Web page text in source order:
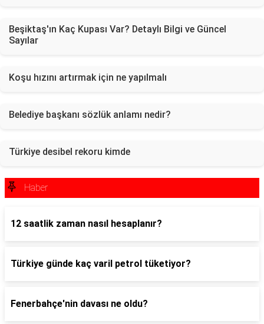
Beşiktaş'ın Kaç Kupası Var? Detaylı Bilgi ve Güncel
Sayılar
Koşu hızını artırmak için ne yapılmalı
Belediye başkanı sözlük anlamı nedir?
Türkiye desibel rekoru kimde
Haber
12 saatlik zaman nasıl hesaplanır?
Türkiye günde kaç varil petrol tüketiyor?
Fenerbahçe'nin davası ne oldu?